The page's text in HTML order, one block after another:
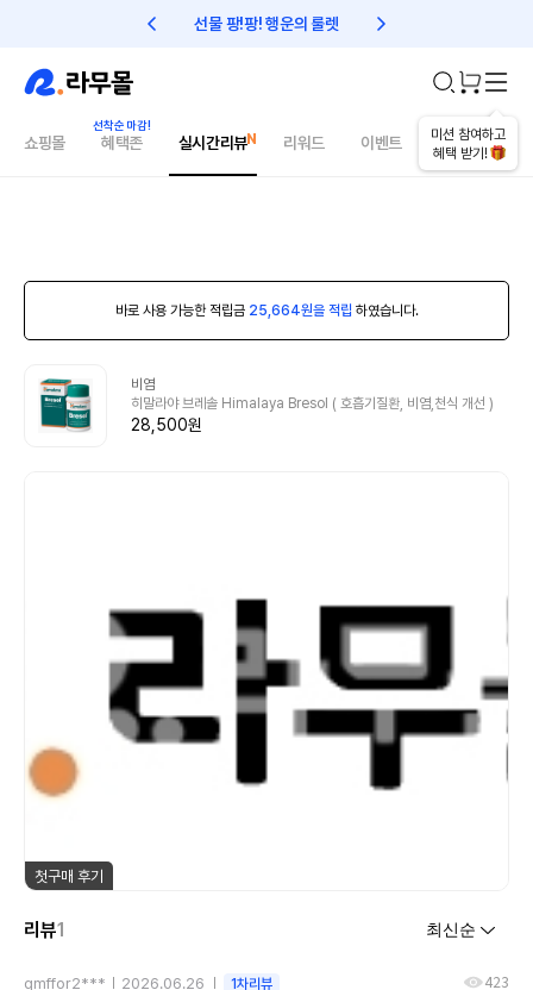
선물 팡!팡! 행운의 룰렛 친구초대 1만원 리워드!
미션 참여하고
혜택 받기!
쇼핑몰 혜택존 실시간리뷰 리워드 이벤트 건강매거진
바로 사용 가능한 적립금 25,664원을 적립 하였습니다.
비염
히말라야 브레솔 Himalaya Bresol ( 호흡기질환, 비염,천식 개선 )
28,500원
첫구매 후기
리뷰1
qmffor2*** 2026.06.26 1차리뷰 423